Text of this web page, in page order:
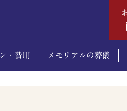
・費用 メモリアルの葬儀